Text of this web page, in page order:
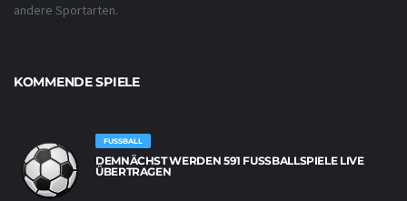
andere Sportarten.
KOMMENDE SPIELE
FUSSBALL
DEMNÄCHST WERDEN 591 FUSSBALLSPIELE LIVE Ü
BERTRAGEN